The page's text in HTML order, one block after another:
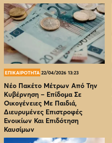
ΕΠΙΚΑΙΡΟΤΗΤΑ 22/04/2026 13:23
Νέο Πακέτο Μέτρων Από Την
Κυβέρνηση – Επίδομα Σε
Οικογένειες Με Παιδιά,
Διευρυμένες Επιστροφές
Ενοικίων Και Επιδότηση
Καυσίμων